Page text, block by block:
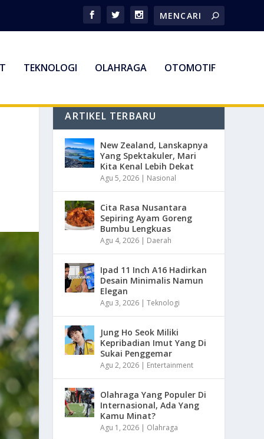
TEKNOLOGI OLAHRAGA OTOMOTIF
ARTIKEL TERBARU
New Zealand, Lanskapnya
Yang Spektakuler, Mari
Kita Kenal Lebih Dekat
Agu 5, 2026 | Nasional
Cita Rasa Nusantara
Sepiring Ayam Goreng
Bumbu Lengkuas
Agu 4, 2026 | Daerah
Ipad 11 Inch A16 Hadirkan
Desain Minimalis Namun
Elegan
Agu 3, 2026 |Teknologi
Jung Ho Seok Miliki
Kepribadian Imut Yang Di
Sukai Penggemar
Agu 2, 2026 | Entertainment
Olahraga Yang Populer Di
Internasional, Ada Yang
Kamu Minat?
Agu 1, 2026 | Olahraga